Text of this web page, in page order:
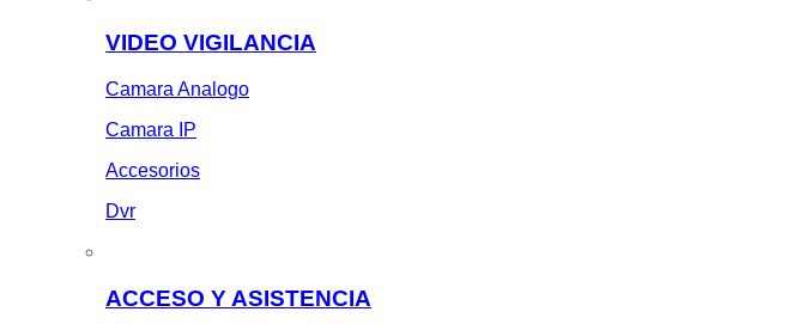
VIDEO VIGILANCIA
Camara Analogo
Camara IP
Accesorios
Dvr
ACCESO Y ASISTENCIA